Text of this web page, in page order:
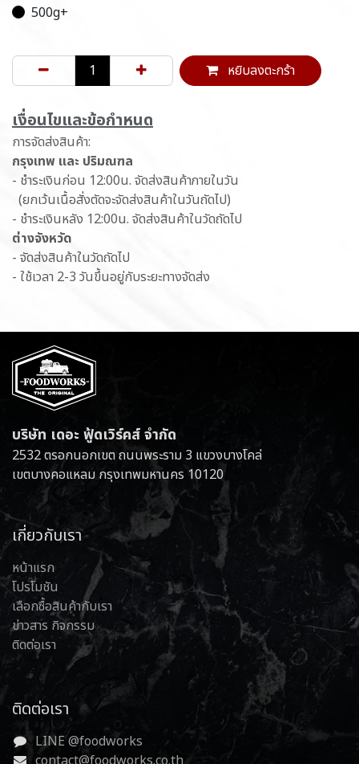
500g+
หยิบลงตะกร้า
เ​งื่อนไขและข้อกำหนด
การจัดส่งสินค้า:
กรุงเทพ และ ปริมณฑล
- ชำระเงินก่อน 12:00น. จัดส่งสินค้าภายในวัน
(ยกเว้นเนื้อสั่งตัดจะจัดส่งสินค้าในวันถัดไป)
- ชำระเงินหลัง 12:00น. จัดส่งสินค้าในวัดถัดไป
ต่างจังหวัด
- จัดส่งสินค้าในวัดถัดไป
- ใช้เวลา 2-3 วันขึ้นอยู่กับระยะทางจัดส่ง
บริษัท เดอะ ฟู้ดเวิร์คส์ จำกัด
2532 ตรอกนอกเขต ถนนพระราม 3 แขวงบางโคล่
เขตบางคอแหลม กรุงเทพมหานคร 10120
เกี่ยวกับเรา
หน้าแรก
โปรโมชัน
เลือกซื้อสินค้ากับเรา
ข่าวสาร กิจกรรม
ติดต่อเรา
ติดต่อเรา
LINE @foodworks